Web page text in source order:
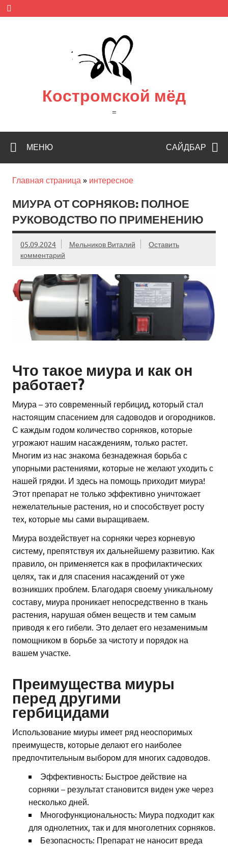
Skip
content
Костромской мёд
=
САЙДБАР
МЕНЮ
Главная страница » интересное
МИУРА ОТ СОРНЯКОВ: ПОЛНОЕ
РУКОВОДСТВО ПО ПРИМЕНЕНИЮ
05.09.2024 Мельников Виталий
Оставить
комментарий
Что такое миура и как он
работает?
Миура – это современный гербицид, который стал
настоящим спасением для садоводов и огородников.
С каждым годом количество сорняков, которые
угрожают нашим насаждениям, только растет.
Многим из нас знакома безнадежная борьба с
упорными растениями, которые не желают уходить с
нашей грядки. И здесь на помощь приходит миура!
Этот препарат не только эффективно уничтожает
нежелательные растения, но и способствует росту
тех, которые мы сами выращиваем.
Миура воздействует на сорняки через корневую
систему, препятствуя их дальнейшему развитию. Как
правило, он применяется как в профилактических
целях, так и для спасения насаждений от уже
возникших проблем. Благодаря своему уникальному
составу, миура проникает непосредственно в ткань
растения, нарушая обмен веществ и тем самым
приводя к его гибели. Это делает его незаменимым
помощником в борьбе за чистоту и порядок на
вашем участке.
Преимущества миуры
перед другими
гербицидами
Использование миуры имеет ряд неоспоримых
преимуществ, которые делают его наиболее
предпочтительным выбором для многих садоводов.
Эффективность: Быстрое действие на
сорняки – результат становится виден уже через
несколько дней.
Многофункциональность: Миура подходит как
для однолетних, так и для многолетних сорняков.
Безопасность: Препарат не наносит вреда